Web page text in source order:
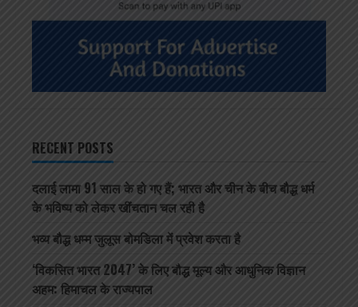
RECENT POSTS
दलाई लामा 91 साल के हो गए हैं; भारत और चीन के बीच बौद्ध धर्म
के भविष्य को लेकर खींचतान चल रही है
भव्य बौद्ध धम्म जुलूस बोमडिला में प्रवेश करता है
‘विकसित भारत 2047’ के लिए बौद्ध मूल्य और आधुनिक विज्ञान
अहम: हिमाचल के राज्यपाल